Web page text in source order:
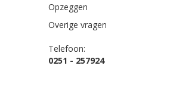
Opzeggen
Overige vragen
Telefoon:
0251 - 257924